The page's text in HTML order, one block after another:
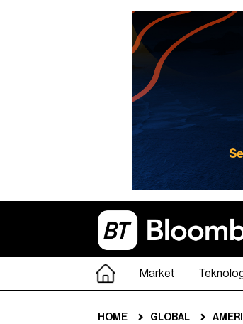
Market
HOME GLOBAL